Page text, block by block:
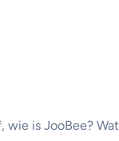
is JooBee?